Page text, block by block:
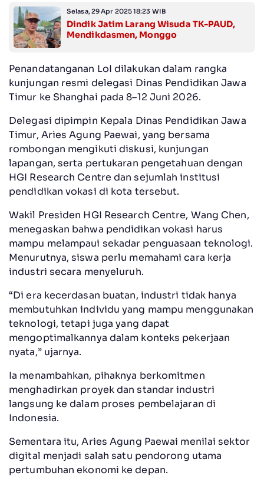
Selasa, 29 Apr 2025 18:23 WIB
Dindik Jatim Larang Wisuda TK-PAUD,
Mendikdasmen, Monggo
Penandatanganan LoI dilakukan dalam rangka
kunjungan resmi delegasi Dinas Pendidikan Jawa
Timur ke Shanghai pada 8–12 Juni 2026.
Delegasi dipimpin Kepala Dinas Pendidikan Jawa
Timur, Aries Agung Paewai, yang bersama
rombongan mengikuti diskusi, kunjungan
lapangan, serta pertukaran pengetahuan dengan
HGI Research Centre dan sejumlah institusi
pendidikan vokasi di kota tersebut.
Wakil Presiden HGI Research Centre, Wang Chen,
menegaskan bahwa pendidikan vokasi harus
mampu melampaui sekadar penguasaan teknologi.
Menurutnya, siswa perlu memahami cara kerja
industri secara menyeluruh.
“Di era kecerdasan buatan, industri tidak hanya
membutuhkan individu yang mampu menggunakan
teknologi, tetapi juga yang dapat
mengoptimalkannya dalam konteks pekerjaan
nyata,” ujarnya.
Ia menambahkan, pihaknya berkomitmen
menghadirkan proyek dan standar industri
langsung ke dalam proses pembelajaran di
Indonesia.
Sementara itu, Aries Agung Paewai menilai sektor
digital menjadi salah satu pendorong utama
pertumbuhan ekonomi ke depan.